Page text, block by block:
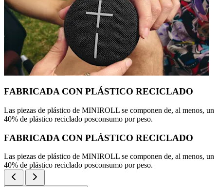
FABRICADA CON PLÁSTICO RECICLADO
Las piezas de plástico de MINIROLL se componen de, al menos, un
40% de plástico reciclado posconsumo por peso.
FABRICADA CON PLÁSTICO RECICLADO
Las piezas de plástico de MINIROLL se componen de, al menos, un
40% de plástico reciclado posconsumo por peso.